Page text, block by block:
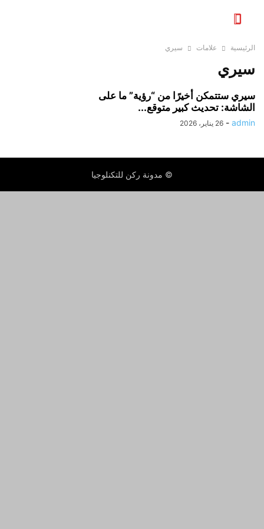
الرئيسية علامات سيري
سيري
سيري ستتمكن أخيرًا من “رؤية” ما على
الشاشة: تحديث كبير متوقع...
admin
- 26 يناير، 2026
© مدونة ركن للتكنلوجيا